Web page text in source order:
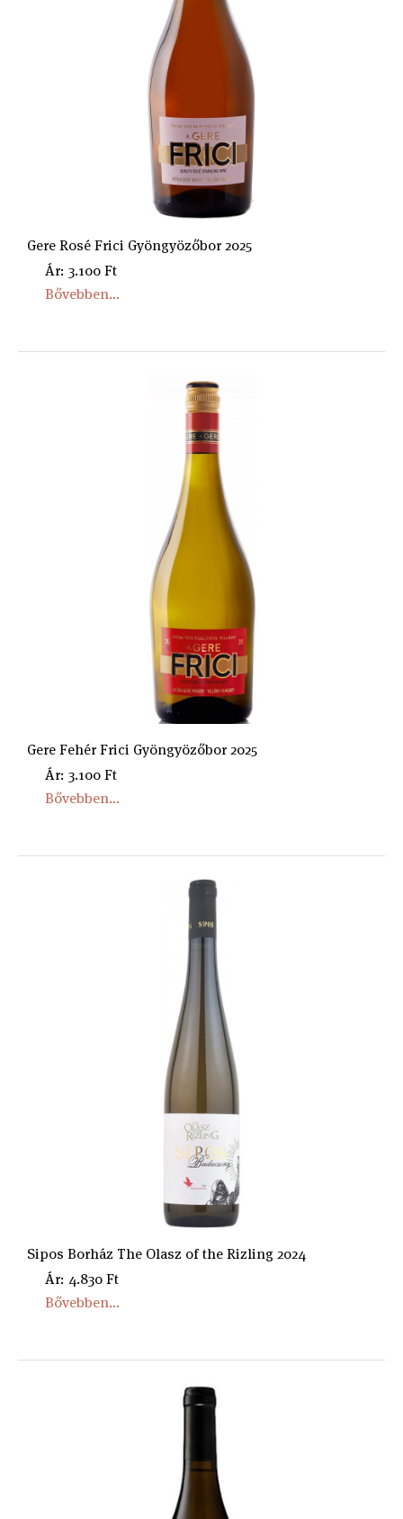
Gere Rosé Frici Gyöngyözőbor 2025
Ár: 3.100 Ft
Bővebben...
Gere Fehér Frici Gyöngyözőbor 2025
Ár: 3.100 Ft
Bővebben...
Sipos Borház The Olasz of the Rizling 2024
Ár: 4.830 Ft
Bővebben...